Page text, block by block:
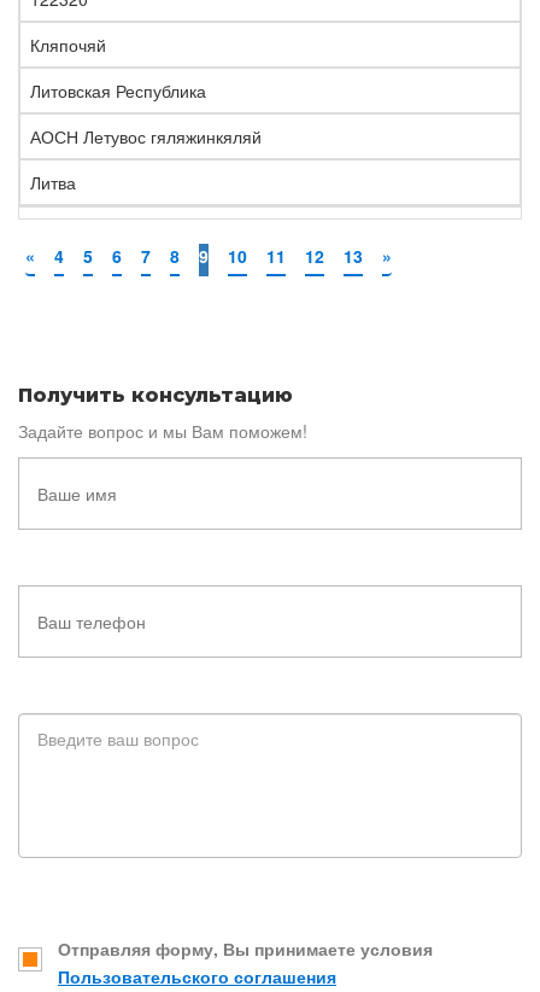
Кляпочяй
Литовская Республика
АОСН Летувос гяляжинкяляй
Литва
« 4 5 6 7 8 9 10 11 12 13 »
Получить консультацию
Задайте вопрос и мы Вам поможем!
Отправляя форму, Вы принимаете условия
Пользовательского соглашения